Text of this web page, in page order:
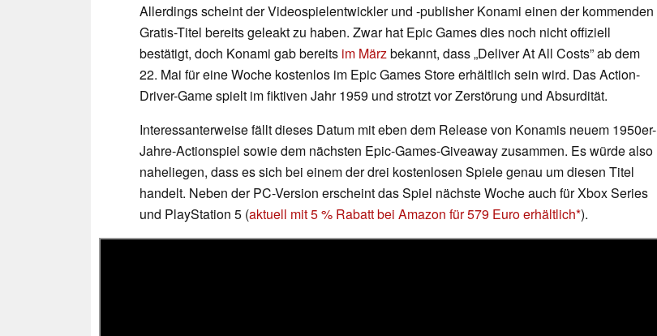
Allerdings scheint der Videospielentwickler und -publisher Konami einen der kommenden
Gratis-Titel bereits geleakt zu haben. Zwar hat Epic Games dies noch nicht offiziell
bestätigt, doch Konami gab bereits im Märzbekannt, dass „Deliver At All Costs” ab dem
22. Mai für eine Woche kostenlos im Epic Games Store erhältlich sein wird. Das Action-
Driver-Game spielt im fiktiven Jahr 1959 und strotzt vor Zerstörung und Absurdität.
Interessanterweise fällt dieses Datum mit eben dem Release von Konamis neuem 1950er-
Jahre-Actionspiel sowie dem nächsten Epic-Games-Giveaway zusammen. Es würde also
naheliegen, dass es sich bei einem der drei kostenlosen Spiele genau um diesen Titel
handelt. Neben der PC-Version erscheint das Spiel nächste Woche auch für Xbox Series
und PlayStation 5 (aktuell mit 5 % Rabatt bei Amazon für 579 Euro erhältlich ).